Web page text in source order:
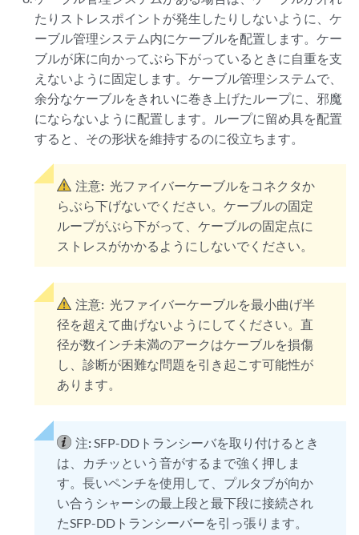
たりストレスポイントが発生したりしないように、ケ
ーブル管理システム内にケーブルを配置します。ケー
ブルが床に向かってぶら下がっているときに自重を支
えないように固定します。ケーブル管理システムで、
余分なケーブルをきれいに巻き上げたループに、邪魔
にならないように配置します。ループに留め具を配置
すると、その形状を維持するのに役立ちます。
注意: 光ファイバーケーブルをコネクタか
らぶら下げないでください。ケーブルの固定
ループがぶら下がって、ケーブルの固定点に
ストレスがかかるようにしないでください。
注意: 光ファイバーケーブルを最小曲げ半
径を超えて曲げないようにしてください。直
径が数インチ未満のアークはケーブルを損傷
し、診断が困難な問題を引き起こす可能性が
あります。
注:SFP-DDトランシーバを取り付けるとき
は、カチッという音がするまで強く押しま
す。長いペンチを使用して、プルタブが向か
い合うシャーシの最上段と最下段に接続され
たSFP-DDトランシーバーを引っ張ります。